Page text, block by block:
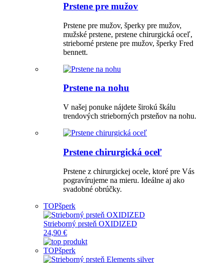
Prstene pre mužov
Prstene pre mužov, šperky pre mužov,
mužské prstene, prstene chirurgická oceľ,
strieborné prstene pre mužov, šperky Fred
bennett.
Prstene na nohu
V našej ponuke nájdete širokú škálu
trendových strieborných prsteňov na nohu.
Prstene chirurgická oceľ
Prstene z chirurgickej ocele, ktoré pre Vás
pogravírujeme na mieru. Ideálne aj ako
svadobné obrúčky.
TOPšperk
Strieborný prsteň OXIDIZED
24,90 €
TOPšperk